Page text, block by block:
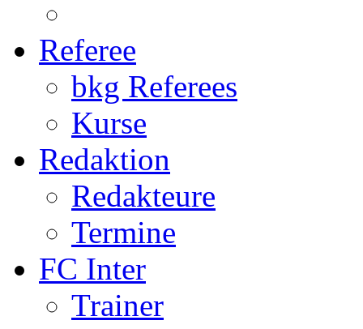
Referee
bkg Referees
Kurse
Redaktion
Redakteure
Termine
FC Inter
Trainer